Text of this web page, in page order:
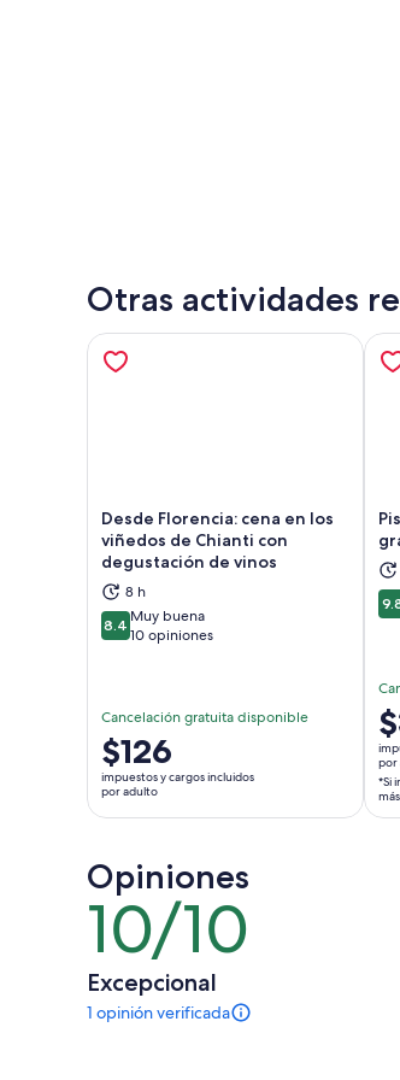
Otras actividades
Desde Florencia: cena en los
viñedos de Chianti con
degustación de vinos
8 h
8.48.4 de 10
Muy buena
10 opiniones
Cancelación gratuita disponible
El
precio
es
de
por
adulto
$126
impuestos y cargos incluidos
por adulto
Se abrirá en una
El
es
de
por
*Si
Opiniones
10/10
10
10
Excepcional
1 opinión verificada
Hay